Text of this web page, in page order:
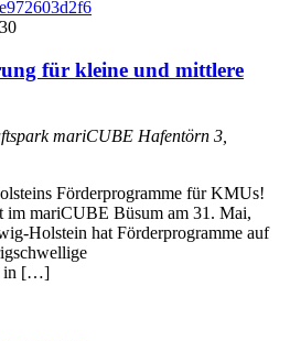
für kleine und mittlere
mariCUBE Hafentörn 3,
Förderprogramme für KMUs!
im mariCUBE Büsum am 31. Mai,
Holstein hat Förderprogramme auf
in […]